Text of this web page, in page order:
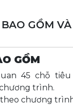
GỒM
GỒM
45 chỗ
trình.
theo chương